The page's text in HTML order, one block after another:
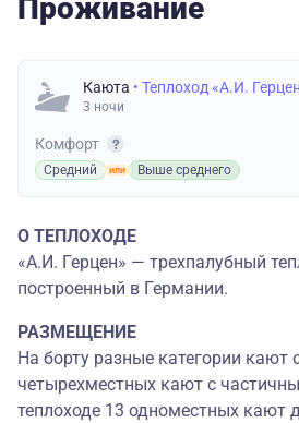
Проживание
Каюта • Теплоход «А.И.
3 ночи
Комфорт
Средний Выше среднего
О ТЕПЛОХОДЕ
«А.И. Герцен» — трехпалубный
построенный в Германии.
РАЗМЕЩЕНИЕ
На борту разные категории
четырехместных кают с
теплоходе 13 одноместных кают